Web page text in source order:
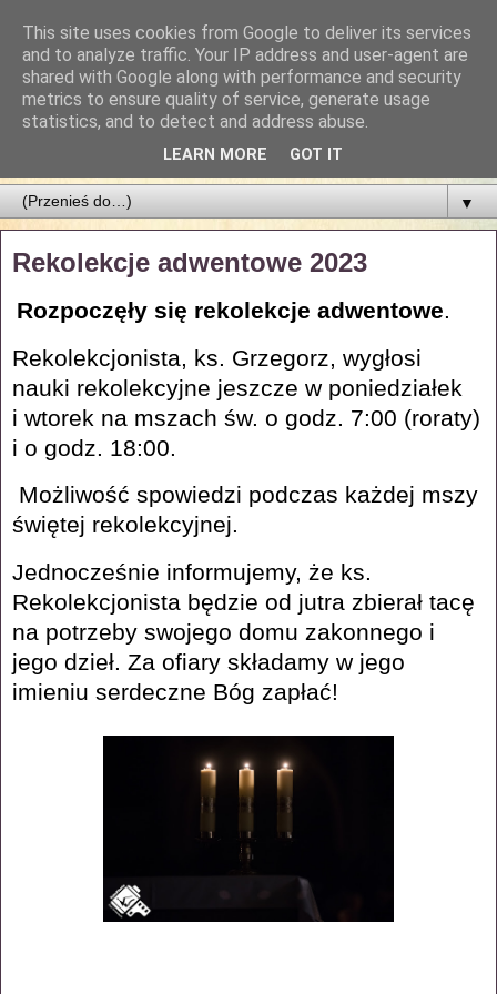
Parafia Najświętszego
Zbawiciela
PARAFIA NAJŚWIĘTSZEGO ZBAWICIELA W ŁODZI
▼
Rekolekcje adwentowe 2023
Rozpoczęły się rekolekcje adwentowe.
Rekolekcjonista, ks. Grzegorz, wygłosi
nauki rekolekcyjne jeszcze w poniedziałek
i wtorek na mszach św. o godz. 7:00 (roraty)
i o godz. 18:00.
Możliwość spowiedzi podczas każdej mszy
świętej rekolekcyjnej.
Jednocześnie informujemy, że ks.
Rekolekcjonista będzie od jutra zbierał tacę
na potrzeby swojego domu zakonnego i
jego dzieł. Za ofiary składamy w jego
imieniu serdeczne Bóg zapłać!
This site uses cookies from Google to deliver its services
and to analyze traffic. Your IP address and user-agent are
shared with Google along with performance and security
metrics to ensure quality of service, generate usage
statistics, and to detect and address abuse.
LEARN MORE GOT IT